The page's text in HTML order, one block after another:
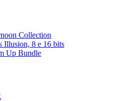
Collection
Illusion, 8 e 16 bits
Up Bundle